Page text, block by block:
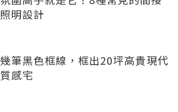
照明設計
幾筆黑色框線，框出20坪高貴現代
質感宅